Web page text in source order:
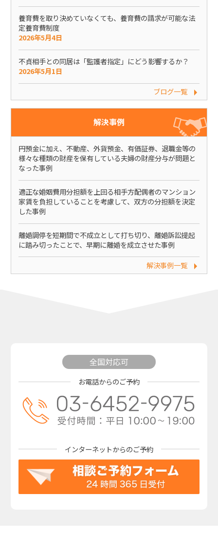
養育費を取り決めていなくても、養育費の請求が可能な法
定養育費制度
2026年5月4日
不貞相手との同居は「監護者指定」にどう影響するか？
2026年5月1日
ブログ一覧
解決事例
円預金に加え、不動産、外貨預金、有価証券、退職金等の
様々な種類の財産を保有している夫婦の財産分与が問題と
なった事例
適正な婚姻費用分担額を上回る相手方配偶者のマンション
家賃を負担していることを考慮して、双方の分担額を決定
した事例
離婚調停を短期間で不成立として打ち切り、離婚訴訟提起
に踏み切ったことで、早期に離婚を成立させた事例
解決事例一覧
全国対応可
お電話からのご予約
インターネットからのご予約